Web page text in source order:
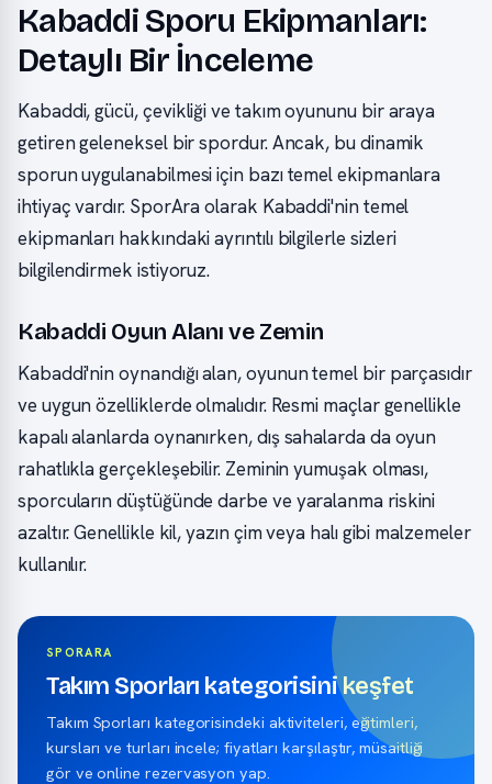
Kabaddi Sporu Ekipmanları:
Detaylı Bir İnceleme
Kabaddi, gücü, çevikliği ve takım oyununu bir araya
getiren geleneksel bir spordur. Ancak, bu dinamik
sporun uygulanabilmesi için bazı temel ekipmanlara
ihtiyaç vardır. SporAra olarak Kabaddi'nin temel
ekipmanları hakkındaki ayrıntılı bilgilerle sizleri
bilgilendirmek istiyoruz.
Kabaddi Oyun Alanı ve Zemin
Kabaddi'nin oynandığı alan, oyunun temel bir parçasıdır
ve uygun özelliklerde olmalıdır. Resmi maçlar genellikle
kapalı alanlarda oynanırken, dış sahalarda da oyun
rahatlıkla gerçekleşebilir. Zeminin yumuşak olması,
sporcuların düştüğünde darbe ve yaralanma riskini
azaltır. Genellikle kil, yazın çim veya halı gibi malzemeler
kullanılır.
SPORARA
Takım Sporları kategorisini keşfet
Takım Sporları kategorisindeki aktiviteleri, eğitimleri,
kursları ve turları incele; fiyatları karşılaştır, müsaitliği
gör ve online rezervasyon yap.